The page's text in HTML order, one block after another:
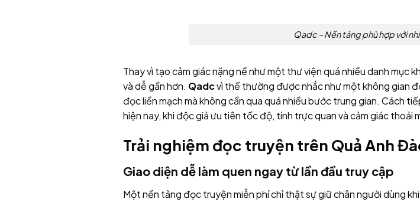
Qadc – Nền tảng phù hợp với
Thay vì tạo cảm giác nặng nề như một thư viện quá nhiều danh mục
và dễ gần hơn. Qadcvì thế thường được nhắc như một không gian
đọc liền mạch mà không cần qua quá nhiều bước trung gian. Cách
hiện nay, khi độc giả ưu tiên tốc độ, tính trực quan và cảm giác thoải
Trải nghiệm đọc truyện trên Quả Anh
Giao diện dễ làm quen ngay từ lần đầu truy cập
Một nền tảng đọc truyện miễn phí chỉ thật sự giữ chân người dùng